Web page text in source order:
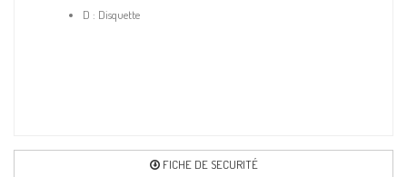
D : Disquette
FICHE DE SECURITÉ